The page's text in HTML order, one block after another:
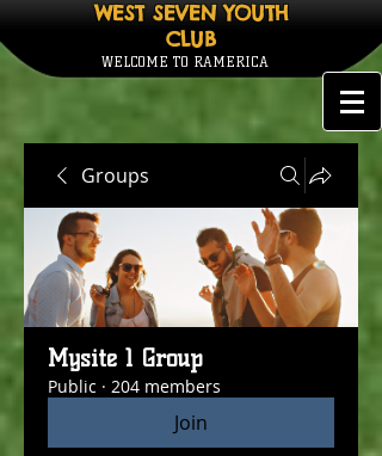
WEST SEVEN YOUTH
CLUB
WELCOME TO RAMERICA
Groups
Mysite 1 Group
Public · 204 members
Join